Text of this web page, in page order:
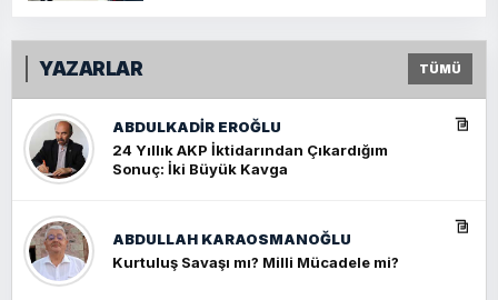
YAZARLAR TÜMÜ
ABDULKADIR EROĞLU
24 Yıllık AKP İktidarından Çıkardığım
Sonuç: İki Büyük Kavga
ABDULLAH KARAOSMANOĞLU
Kurtuluş Savaşı mı? Milli Mücadele mi?